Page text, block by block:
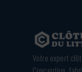
Votre expert